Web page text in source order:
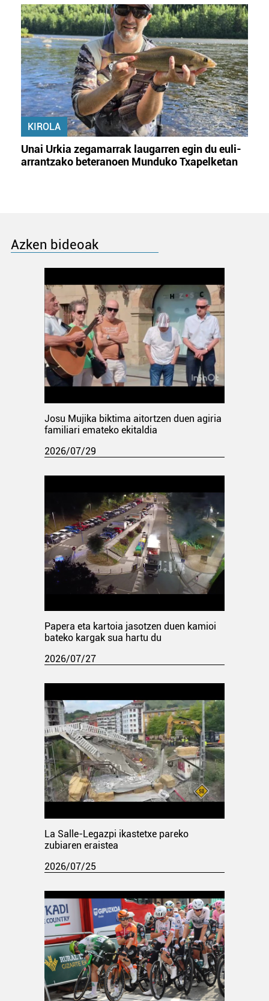
KIROLA
Unai Urkia zegamarrak laugarren egin du euli-
arrantzako beteranoen Munduko Txapelketan
Azken bideoak
Josu Mujika biktima aitortzen duen agiria
familiari emateko ekitaldia
2026/07/29
Papera eta kartoia jasotzen duen kamioi
bateko kargak sua hartu du
2026/07/27
La Salle-Legazpi ikastetxe pareko
zubiaren eraistea
2026/07/25